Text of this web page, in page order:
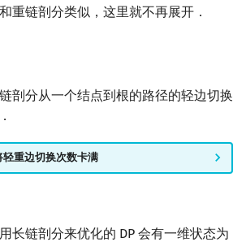
重链剖分类似，这里就不再展开．
剖分从一个结点到根的路径的轻边切换
重边切换次数卡满
长链剖分来优化的 DP 会有一维状态为